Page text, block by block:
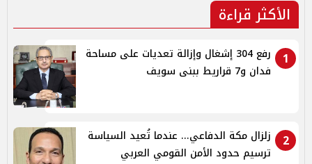
الأكثر قراءة
1
رفع 304 إشغال وإزالة تعديات على مساحة
فدان و7 قراريط ببنى سويف
2
زلزال مكة الدفاعي... عندما تُعيد السياسة
ترسيم حدود الأمن القومي العربي